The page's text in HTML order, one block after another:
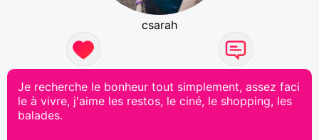
csarah
Je recherche le bonheur tout simplement, assez faci
le à vivre, j'aime les restos, le ciné, le shopping, les
balades.